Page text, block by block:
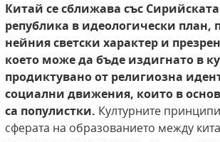
Китай се сближава със
република в идеологически план,
нейния светски характер и
което може да бъде издигнато в
продиктувано от религиозна
социални движения, които в
са популистки. Културните
сферата на образованието между